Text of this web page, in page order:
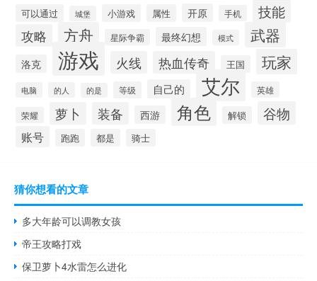
可以通过 城堡 小游戏 属性 开原 手机 技能
攻略 方舟 星际争霸 最终幻想 模式 武器
洛克 游戏 火线 热血传奇 王国 玩家
电脑 的人 的是 等级 自己的 艾尔 英雄
荣耀 萝卜 装备 西游 角色 解锁 谷物
账号 跑跑 都是 骑士
猜你想看的文章
多大年龄可以调教女孩
帝王攻略打戏
保卫萝卜4水雷怎么进化